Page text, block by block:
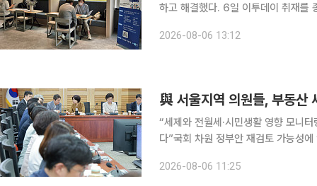
하고 해결했다. 6일 이투데이 취재를 종합하면 경과원은 올해 상반기 기업옴부즈만 사업을 통해 도
즈만은 기업이 현장에서 겪는 규제와
2026-08-06 13:12
與 서울지역 의원들, 부동산
“세제와 전월세·시민생활 영향 모니
다”국회 차원 정부안 재검토 가능성에 “전제하면 안돼” 서울에 지
2026-08-06 11:25